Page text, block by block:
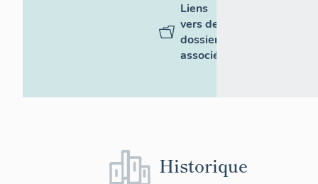
Liens
vers des
dossiers
associés
Historique